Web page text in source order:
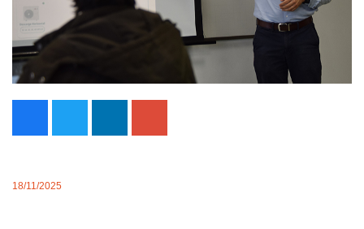
18/11/2025